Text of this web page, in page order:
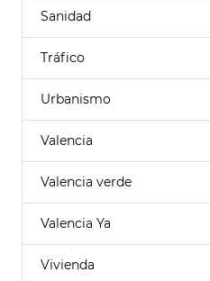
Sanidad
Tráfico
Urbanismo
Valencia
Valencia verde
Valencia Ya
Vivienda